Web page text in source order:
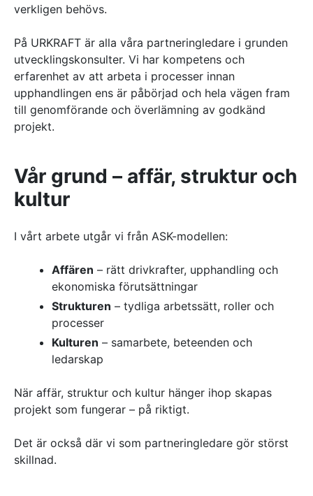
verkligen behövs.
På URKRAFT är alla våra partneringledare i grunden
utvecklingskonsulter. Vi har kompetens och
erfarenhet av att arbeta i processer innan
upphandlingen ens är påbörjad och hela vägen fram
till genomförande och överlämning av godkänd
projekt.
Vår grund – affär, struktur och
kultur
I vårt arbete utgår vi från ASK-modellen:
Affären – rätt drivkrafter, upphandling och
ekonomiska förutsättningar
Strukturen – tydliga arbetssätt, roller och
processer
Kulturen – samarbete, beteenden och
ledarskap
När affär, struktur och kultur hänger ihop skapas
projekt som fungerar – på riktigt.
Det är också där vi som partneringledare gör störst
skillnad.